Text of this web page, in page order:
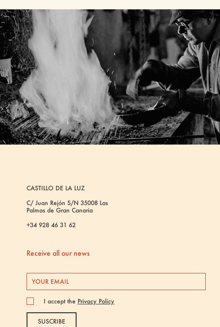
CASTILLO DE LA LUZ
C/ Juan Rejón S/N 35008 Las
Palmas de Gran Canaria
+34 928 46 31 62
Receive all our news
I accept the Privacy Policy
SUSCRIBE